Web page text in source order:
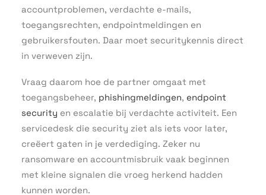
accountproblemen, verdachte e-mails,
toegangsrechten, endpointmeldingen en
gebruikersfouten. Daar moet securitykennis direct
in verweven zijn.
Vraag daarom hoe de partner omgaat met
toegangsbeheer, phishingmeldingen, endpoint
security en escalatie bij verdachte activiteit. Een
servicedesk die security ziet als iets voor later,
creëert gaten in je verdediging. Zeker nu
ransomware en accountmisbruik vaak beginnen
met kleine signalen die vroeg herkend hadden
kunnen worden.